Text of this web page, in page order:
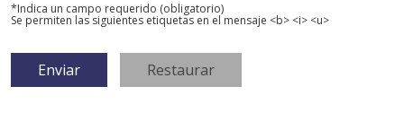
*Indica un campo requerido (obligatorio)
Se permiten las siguientes etiquetas en el mensaje <b> <i> <u>